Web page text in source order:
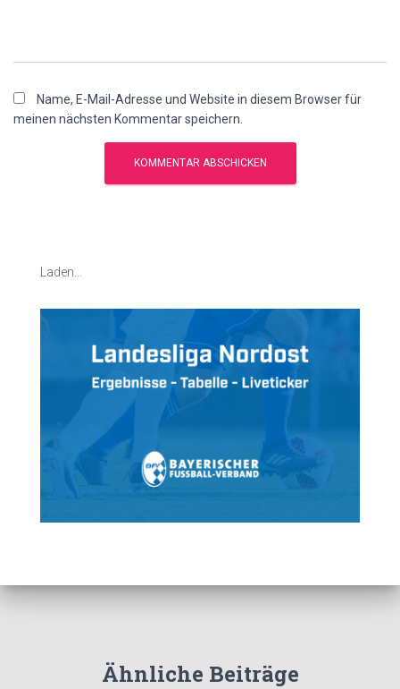
Name, E-Mail-Adresse und Website in diesem Browser für
meinen nächsten Kommentar speichern.
Laden...
Ähnliche Beiträge